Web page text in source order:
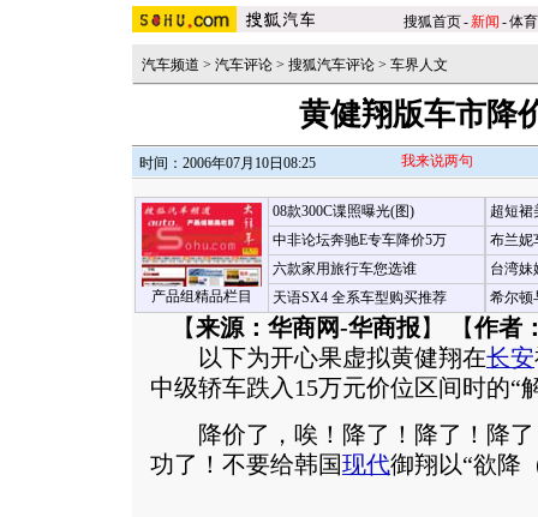
搜狐首页-新闻 -体育
汽车频道 > 汽车评论 > 搜狐汽车评论 > 车界人文
黄健翔版车市降
时间：2006年07月10日08:25 我来说两句
产品组精品栏目
08款300C谍照曝光(图)
中非论坛奔驰E专车降价5万
六款家用旅行车您选谁
天语SX4 全系车型购买推荐
超短裙
布兰妮
台湾妹
希尔顿
【来源：华商网-华商报 】 【作者
以下为开心果虚拟黄健翔在长安
中级轿车跌入15万元价位区间时的“
降价了，唉！降了！降了！降了
功了！不要给韩国现代御翔以“欲降